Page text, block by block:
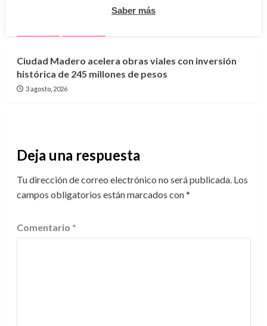
más de 2 mil habitantes de Ciudad Madero
Ciudad Madero acelera obras viales con inversión
histórica de 245 millones de pesos
3 agosto, 2026
Deja una respuesta
Tu dirección de correo electrónico no será publicada. Los
campos obligatorios están marcados con*
Comentario *
Saber más